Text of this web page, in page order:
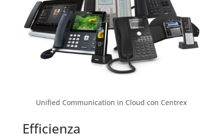
Unified Communication in Cloud con Centrex
Efficienza